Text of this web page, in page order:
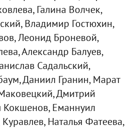
Галина Волчек,
Владимир Гостюхин,
Леонид Броневой,
Александр Балуев,
Садальский,
Даниил Гранин, Марат
Дмитрий
Кокшенов, Еманнуил
Наталья Фатеева,